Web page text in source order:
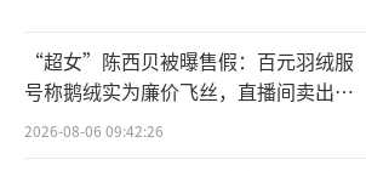
“超女”陈西贝被曝售假：百元羽绒服
号称鹅绒实为廉价飞丝，直播间卖出超
百万元
2026-08-06 09:42:26